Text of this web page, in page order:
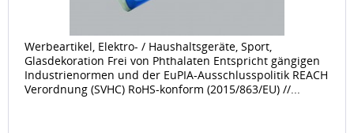
Werbeartikel, Elektro- / Haushaltsgeräte, Sport,
Glasdekoration Frei von Phthalaten Entspricht gängigen
Industrienormen und der EuPIA-Ausschlusspolitik REACH
Verordnung (SVHC) RoHS-konform (2015/863/EU) //...